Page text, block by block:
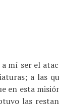
a mí ser el
a las
en esta
las